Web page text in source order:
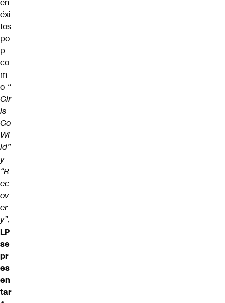
en
éxi
tos
po
p
co
m
o “
Gir
ls
Go
Wi
ld”
y
“R
ec
ov
er
y”,
LP
se
pr
es
en
tar